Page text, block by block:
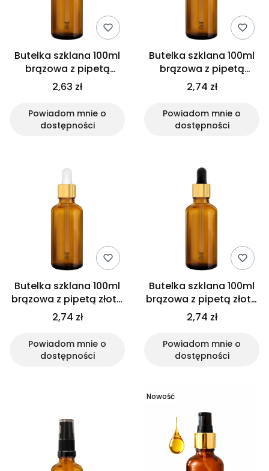
Butelka szklana 100ml
brązowa z pipetą
gwarancyjną
2,63 zł
Powiadom mnie o
dostępności
Butelka szklana 100ml
brązowa z pipetą
srebrną
2,74 zł
Powiadom mnie o
dostępności
Butelka szklana 100ml
brązowa z pipetą złotą
białą
2,74 zł
Powiadom mnie o
dostępności
Butelka szklana 100ml
brązowa z pipetą złoto
czarną
2,74 zł
Powiadom mnie o
dostępności
Nowość